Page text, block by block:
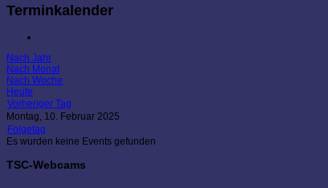
Terminkalender
Nach Jahr
Nach Monat
Nach Woche
Heute
Vorheriger Tag
Montag, 10. Februar 2025
Folgetag
Es wurden keine Events gefunden
TSC-Webcams